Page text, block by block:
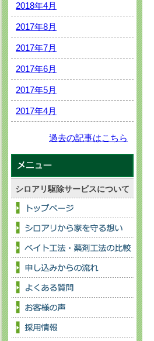
2018年4月
2017年8月
2017年7月
2017年6月
2017年5月
2017年4月
過去の記事はこちら
シロアリ駆除サービスについて